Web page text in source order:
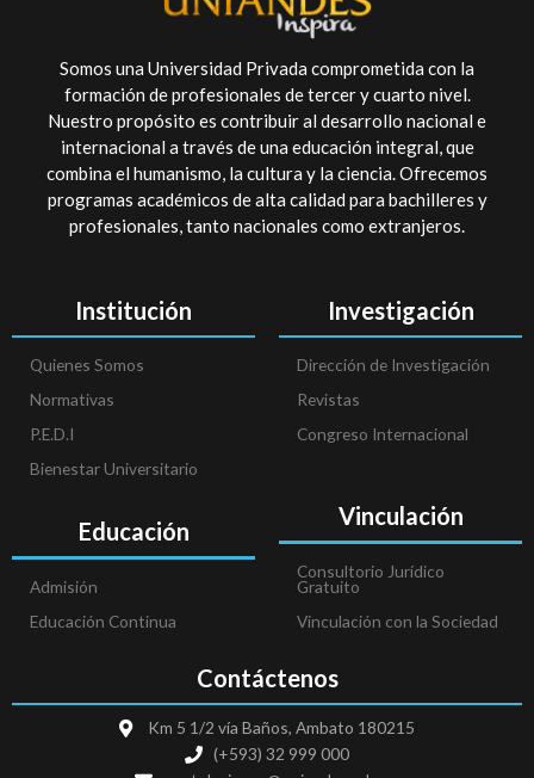
Somos una Universidad Privada comprometida con la
formación de profesionales de tercer y cuarto nivel.
Nuestro propósito es contribuir al desarrollo nacional e
internacional a través de una educación integral, que
combina el humanismo, la cultura y la ciencia. Ofrecemos
programas académicos de alta calidad para bachilleres y
profesionales, tanto nacionales como extranjeros.
Institución
Quienes Somos
Normativas
P.E.D.I
Bienestar Universitario
Educación
Admisión
Educación Continua
Investigación
Dirección de Investigación
Revistas
Congreso Internacional
Vinculación
Consultorio Jurídico
Gratuito
Vinculación con la Sociedad
Contáctenos
Km 5 1/2 vía Baños, Ambato 180215
(+593) 32 999 000